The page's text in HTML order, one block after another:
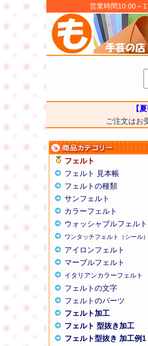
営業時間10:00～
【
ご注文はお
フェルト
フェルト 見本帳
フェルトの種類
サンフェルト
カラーフェルト
ウォッシャブルフェルト
ワンタッチフェルト（シール）
アイロンフェルト
マーブルフェルト
イタリアンカラーフェルト
フェルトの文字
フェルトのパーツ
フェルト加工
フェルト 型抜き加工
フェルト型抜き 加工例1